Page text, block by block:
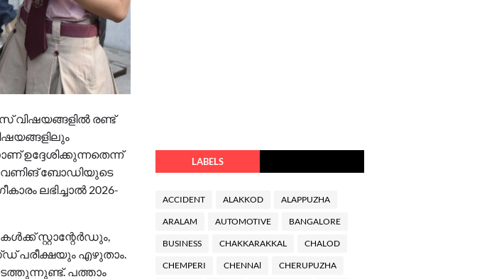
രണ്ട്
ഉദ്ദേശിക്കുന്നതെന്ന്
​ഗവേണിങ് ബോഡിയുടെ
ലഭിച്ചാൽ 2026-
സ്റ്റാന്റേർഡും,
പരീക്ഷയും എഴുതാം.
പത്താം
LABELS
ACCIDENT ALAKKOD ALAPPUZHA
ARALAM AUTOMOTIVE BANGALORE
BUSINESS CHAKKARAKKAL CHALOD
CHEMPERI CHENNAl CHERUPUZHA